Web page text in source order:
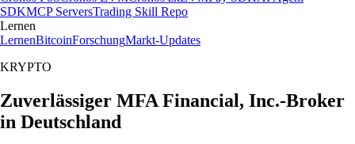
SDKMCP ServersTrading Skill Repo
Lernen
LernenBitcoinForschungMarkt-Updates
KRYPTO
Zuverlässiger MFA Financial, Inc.-Broker
in Deutschland